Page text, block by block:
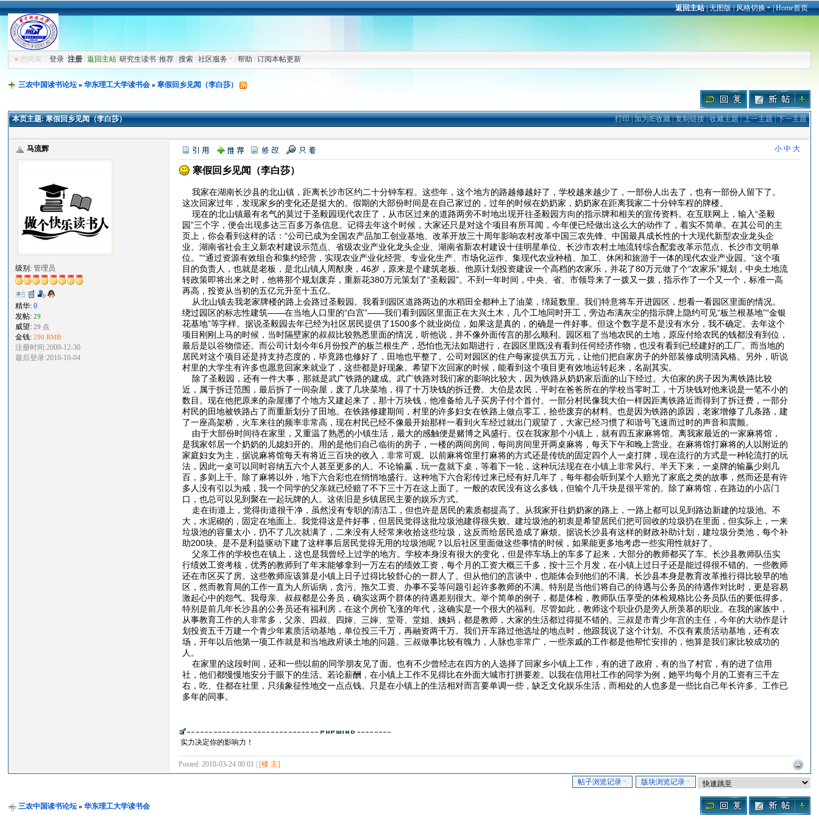
返回主站|无图版|风格切换 |Home首页
» 您尚未登录 注册 |返回主站 |研究生读书 |推荐 |搜索 |社区服务 |帮助 |订阅本帖更新
三农中国读书论坛»华东理工大学读书会 »寒假回乡见闻（李白莎）
本页主题:寒假回乡见闻（李白莎） 打印|加为IE收藏|复制链接|收藏主题|上一主题|下一主题
马流辉
级别:管理员
精华:0
发帖:29
威望:29 点
金钱:290 RMB
注册时间:2009-12-30
最后登录:2010-10-04
小 中 大
寒假回乡见闻（李白莎）
我家在湖南长沙县的北山镇，距离长沙市区约二十分钟车程。这些年，这个地方的路越修越好了，学校越来越少了，一部份人出去了，也有一部份人留下了。
这次回家过年，发现家乡的变化还是挺大的。假期的大部份时间是在自己家过的，过年的时候在奶奶家，奶奶家在距离我家二十分钟车程的牌楼。
现在的北山镇最有名气的莫过于圣毅园现代农庄了，从市区过来的道路两旁不时地出现开往圣毅园方向的指示牌和相关的宣传资料。在互联网上，输入“圣毅
园”三个字，便会出现多达三百多万条信息。记得去年这个时候，大家还只是对这个项目有所耳闻，今年便已经做出这么大的动作了，着实不简单。在其公司的主
页上，你会看到这样的话：“公司已成为全国农产品加工创业基地、改革开放三十周年影响农村改革中国三农先锋、中国最具成长性的十大现代新型农业龙头企
业、湖南省社会主义新农村建设示范点、省级农业产业化龙头企业、湖南省新农村建设十佳明星单位、长沙市农村土地流转综合配套改革示范点、长沙市文明单
位。”“通过资源有效组合和集约经营，实现农业产业化经营、专业化生产、市场化运作、集现代农业种植、加工、休闲和旅游于一体的现代农业产业园。”这个项
目的负责人，也就是老板，是北山镇人周猷庚，46岁，原来是个建筑老板。他原计划投资建设一个高档的农家乐，并花了80万元做了个“农家乐”规划，中央土地流
转政策即将出来之时，他将那个规划废弃，重新花380万元策划了“圣毅园”。不到一年时间，中央、省、市领导来了一拨又一拨，指示作了一个又一个，标准一高
再高，投资从当初的五亿元升至十五亿。
从北山镇去我老家牌楼的路上会路过圣毅园。我看到园区道路两边的水稻田全都种上了油菜，绵延数里。我们特意将车开进园区，想看一看园区里面的情况。
绕过园区的标志性建筑——在当地人口里的“白宫”——我们看到园区里面正在大兴土木，几个工地同时开工，旁边布满灰尘的指示牌上隐约可见“板兰根基地”“金银
花基地”等字样。据说圣毅园去年已经为社区居民提供了1500多个就业岗位，如果这是真的，的确是一件好事。但这个数字是不是没有水分，我不确定。去年这个
项目刚刚上马的时候，当时隔壁家的叔叔比较熟悉里面的情况，听他说，并不像外面传言的那么顺利。园区租了当地农民的土地，原应付给农民的钱都没有到位，
最后是以谷物偿还。而公司计划今年6月份投产的板兰根生产，恐怕也无法如期进行，在园区里既没有看到任何经济作物，也没有看到已经建好的工厂。而当地的
居民对这个项目还是持支持态度的，毕竟路也修好了，田地也平整了。公司对园区的住户每家提供五万元，让他们把自家房子的外部装修成明清风格。另外，听说
村里的大学生有许多也愿意回家来就业了，这些都是好现象。希望下次回家的时候，能看到这个项目更有效地运转起来，名副其实。
除了圣毅园，还有一件大事，那就是武广铁路的建成。武广铁路对我们家的影响比较大，因为铁路从奶奶家后面的山下经过。大伯家的房子因为离铁路比较
近，属于拆迁范围，最后拆了一间杂屋，废了几块菜地，得了十万块钱的拆迁费。大伯是农民，平时在爸爸所在的学校当零时工，十万块钱对他来说是一笔不小的
数目。现在他把原来的杂屋挪了个地方又建起来了，那十万块钱，他准备给儿子买房子付个首付。一部分村民像我大伯一样因距离铁路近而得到了拆迁费，一部分
村民的田地被铁路占了而重新划分了田地。在铁路修建期间，村里的许多妇女在铁路上做点零工，拾些废弃的材料。也是因为铁路的原因，老家增修了几条路，建
了一座高架桥，火车来往的频率非常高，现在村民已经不像最开始那样一看到火车经过就出门观望了，大家已经习惯了和谐号飞速而过时的声音和震颤。
由于大部份时间待在家里，又重温了熟悉的小镇生活，最大的感触便是赌博之风盛行。仅在我家那个小镇上，就有四五家麻将馆。离我家最近的一家麻将馆，
是我家邻居一个奶奶的儿媳妇开的。用的是他们自己临街的房子，一楼的两间房间，每间房间里开两桌麻将，每天下午和晚上营业。在麻将馆打麻将的人以附近的
家庭妇女为主，据说麻将馆每天有将近三百块的收入，非常可观。以前麻将馆里打麻将的方式还是传统的固定四个人一桌打牌，现在流行的方式是一种轮流打的玩
法，因此一桌可以同时容纳五六个人甚至更多的人。不论输赢，玩一盘就下桌，等着下一轮，这种玩法现在在小镇上非常风行。半天下来，一桌牌的输赢少则几
百，多则上千。除了麻将以外，地下六合彩也在悄悄地盛行。这种地下六合彩传过来已经有好几年了，每年都会听到某个人赔光了家底之类的故事，然而还是有许
多人没有引以为戒，我一个同学的父亲就已经赔了不下三十万在这上面了。一般的农民没有这么多钱，但输个几千块是很平常的。除了麻将馆，在路边的小店门
口，也总可以见到聚在一起玩牌的人。这依旧是乡镇居民主要的娱乐方式。
走在街道上，觉得街道很干净，虽然没有专职的清洁工，但也许是居民的素质都提高了。从我家开往奶奶家的路上，一路上都可以见到路边新建的垃圾池。不
大，水泥砌的，固定在地面上。我觉得这是件好事，但居民觉得这批垃圾池建得很失败。建垃圾池的初衷是希望居民们把可回收的垃圾扔在里面，但实际上，一来
垃圾池的容量太小，扔不了几次就满了，二来没有人经常来收拾这些垃圾，这反而给居民造成了麻烦。据说长沙县有这样的财政补助计划，建垃圾分类池，每个补
助200块。是不是利益驱动下建了这样事后居民觉得无用的垃圾池呢？以后社区里面做这些事情的时候，如果能更多地考虑一些实用性就好了。
父亲工作的学校也在镇上，这也是我曾经上过学的地方。学校本身没有很大的变化，但是停车场上的车多了起来，大部分的教师都买了车。长沙县教师队伍实
行绩效工资考核，优秀的教师到了年末能够拿到一万左右的绩效工资，每个月的工资大概三千多，按十三个月发，在小镇上过日子还是能过得很不错的。一些教师
还在市区买了房。这些教师应该算是小镇上日子过得比较舒心的一群人了。但从他们的言谈中，也能体会到他们的不满。长沙县本身是教育改革推行得比较早的地
区，然而教育局的工作一直为人所诟病，贪污、拖欠工资、办事不妥等问题引起许多教师的不满。特别是当他们将自己的待遇与公务员的待遇作对比时，更是容易
激起心中的怨气。我母亲、叔叔都是公务员，确实这两个群体的待遇差别很大。举个简单的例子，都是体检，教师队伍享受的体检规格比公务员队伍的要低得多。
特别是前几年长沙县的公务员还有福利房，在这个房价飞涨的年代，这确实是一个很大的福利。尽管如此，教师这个职业仍是旁人所羡慕的职业。在我的家族中，
从事教育工作的人非常多，父亲、四叔、四婶、三婶、堂哥、堂姐、姨妈，都是教师，大家的生活都过得挺不错的。三叔是市青少年宫的主任，今年的大动作是计
划投资五千万建一个青少年素质活动基地，单位投三千万，再融资两千万。我们开车路过他选址的地点时，他跟我说了这个计划。不仅有素质活动基地，还有农
场，开年以后他第一项工作就是和当地政府谈土地的问题。三叔做事比较有魄力，人脉也非常广，一些亲戚的工作都是他帮忙安排的，他算是我们家比较成功的
人。
在家里的这段时间，还和一些以前的同学朋友见了面。也有不少曾经志在四方的人选择了回家乡小镇上工作，有的进了政府，有的当了村官，有的进了信用
社，他们都慢慢地安分于眼下的生活。若论薪酬，在小镇上工作不见得比在外面大城市打拼要差。以我在信用社工作的同学为例，她平均每个月的工资有三千左
右，吃、住都在社里，只须象征性地交一点点钱。只是在小镇上的生活相对而言要单调一些，缺乏文化娱乐生活，而相处的人也多是一些比自己年长许多、工作已
多年的同事。
实力决定你的影响力！
Posted: 2010-03-24 00:01 |[楼 主]
帖子浏览记录 版块浏览记录
三农中国读书论坛 »华东理工大学读书会